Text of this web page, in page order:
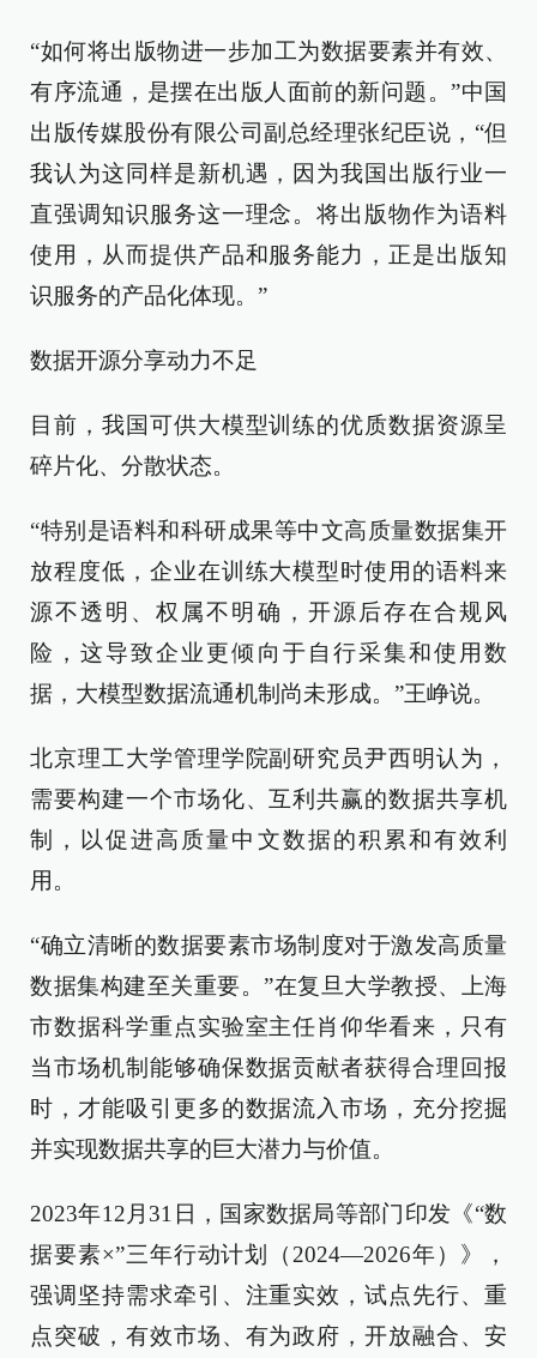
“如何将出版物进一步加工为数据要素并有效、
有序流通，是摆在出版人面前的新问题。”中国
出版传媒股份有限公司副总经理张纪臣说，“但
我认为这同样是新机遇，因为我国出版行业一
直强调知识服务这一理念。将出版物作为语料
使用，从而提供产品和服务能力，正是出版知
识服务的产品化体现。”
数据开源分享动力不足
目前，我国可供大模型训练的优质数据资源呈
碎片化、分散状态。
“特别是语料和科研成果等中文高质量数据集开
放程度低，企业在训练大模型时使用的语料来
源不透明、权属不明确，开源后存在合规风
险，这导致企业更倾向于自行采集和使用数
据，大模型数据流通机制尚未形成。”王峥说。
北京理工大学管理学院副研究员尹西明认为，
需要构建一个市场化、互利共赢的数据共享机
制，以促进高质量中文数据的积累和有效利
用。
“确立清晰的数据要素市场制度对于激发高质量
数据集构建至关重要。”在复旦大学教授、上海
市数据科学重点实验室主任肖仰华看来，只有
当市场机制能够确保数据贡献者获得合理回报
时，才能吸引更多的数据流入市场，充分挖掘
并实现数据共享的巨大潜力与价值。
2023年12月31日，国家数据局等部门印发《“数
据要素×”三年行动计划（2024—2026年）》，
强调坚持需求牵引、注重实效，试点先行、重
点突破，有效市场、有为政府，开放融合、安